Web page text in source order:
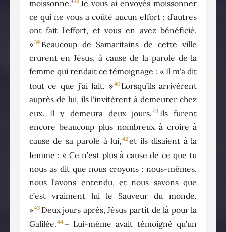
moissonne.”
Je vous ai envoyés moissonner
ce qui ne vous a coûté aucun effort ; d’autres
ont fait l’effort, et vous en avez bénéficié.
»39 Beaucoup de Samaritains de cette ville
crurent en Jésus, à cause de la parole de la
femme qui rendait ce témoignage : « Il m’a dit
tout ce que j’ai fait. »40 Lorsqu’ils arrivèrent
auprès de lui, ils l’invitèrent à demeurer chez
eux. Il y demeura deux jours. 41 Ils furent
encore beaucoup plus nombreux à croire à
cause de sa parole à lui, 42et ils disaient à la
femme : « Ce n’est plus à cause de ce que tu
nous as dit que nous croyons : nous-mêmes,
nous l’avons entendu, et nous savons que
c’est vraiment lui le Sauveur du monde.
»43 Deux jours après, Jésus partit de là pour la
Galilée.44 – Lui-même avait témoigné qu’un